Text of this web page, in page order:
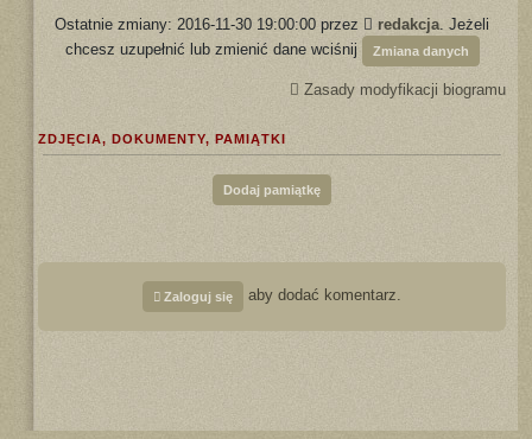
Ostatnie zmiany: 2016-11-30 19:00:00 przez redakcja. Jeżeli
chcesz uzupełnić lub zmienić dane wciśnij
Zmiana danych
Zasady modyfikacji biogramu
ZDJĘCIA, DOKUMENTY, PAMIĄTKI
Dodaj pamiątkę
Zaloguj się aby dodać komentarz.